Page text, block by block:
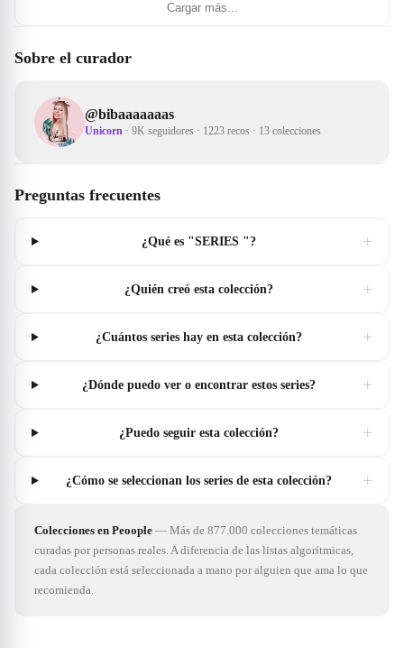
Cargar más...
Sobre el curador
@bibaaaaaaas
Unicorn · 9K seguidores · 1223 recos · 13 colecciones
Preguntas frecuentes
¿Qué es "SERIES "? +
¿Quién creó esta colección? +
¿Cuántos series hay en esta colección? +
¿Dónde puedo ver o encontrar estos series? +
¿Puedo seguir esta colección? +
¿Cómo se seleccionan los series de esta colección? +
Colecciones en Peoople — Más de 877.000 colecciones temáticas
curadas por personas reales. A diferencia de las listas algorítmicas,
cada colección está seleccionada a mano por alguien que ama lo que
recomienda.